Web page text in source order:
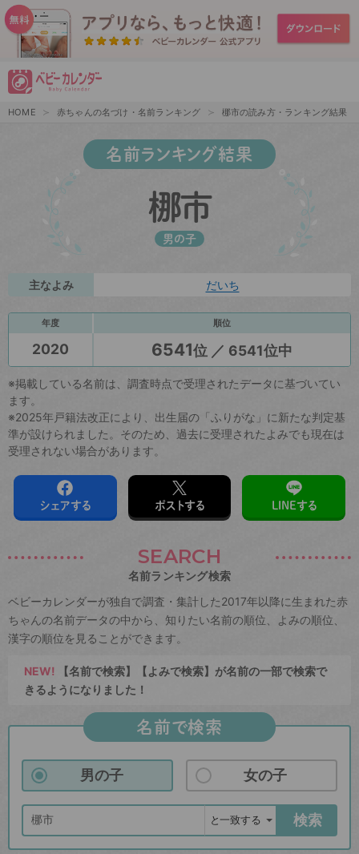
HOME 赤ちゃんの名づけ・名前ランキング 梛市の読み方・ランキング結果
名前ランキング結果
梛市
男の子
主なよみ だいち
年度 順位
2020 6541位 ／ 6541位中
※掲載している名前は、調査時点で受理されたデータに基づいてい
ます。
※2025年戸籍法改正により、出生届の「ふりがな」に新たな判定基
準が設けられました。そのため、過去に受理されたよみでも現在は
受理されない場合があります。
シェアする ポストする LINEする
SEARCH
名前ランキング検索
ベビーカレンダーが独自で調査・集計した2017年以降に生まれた赤
ちゃんの名前データの中から、知りたい名前の順位、よみの順位、
漢字の順位を見ることができます。
NEW! 【名前で検索】【よみで検索】が名前の一部で検索で
きるようになりました！
名前で検索
男の子 女の子
検索